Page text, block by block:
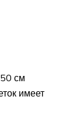
см
имеет